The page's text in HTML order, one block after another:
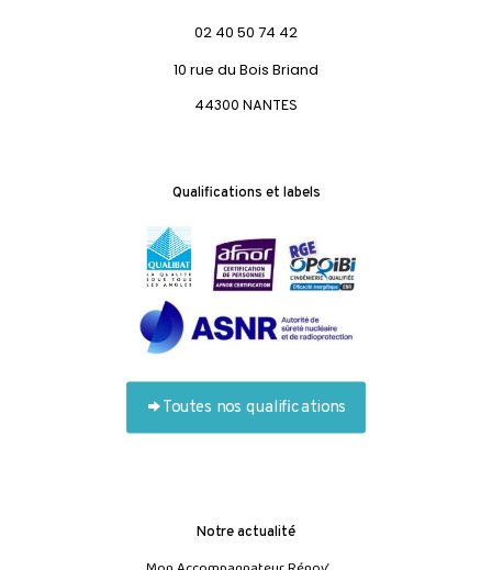
02 40 50 74 42
10 rue du Bois Briand
44300 NANTES
Qualifications et labels
Toutes nos qualifications
Notre actualité